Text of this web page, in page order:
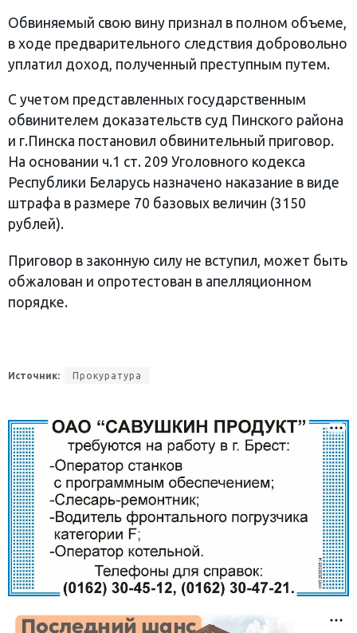
Обвиняемый свою вину признал в полном объеме,
в ходе предварительного следствия добровольно
уплатил доход, полученный преступным путем.
С учетом представленных государственным
обвинителем доказательств суд Пинского района
и г.Пинска постановил обвинительный приговор.
На основании ч.1 ст. 209 Уголовного кодекса
Республики Беларусь назначено наказание в виде
штрафа в размере 70 базовых величин (3150
рублей).
Приговор в законную силу не вступил, может быть
обжалован и опротестован в апелляционном
порядке.
Источник: Прокуратура